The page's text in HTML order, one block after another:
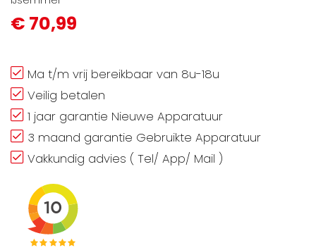
afbeeldingen-
gallerij
€ 70,99
Ma t/m vrij bereikbaar van 8u-18u
Veilig betalen
1 jaar garantie Nieuwe Apparatuur
3 maand garantie Gebruikte Apparatuur
Vakkundig advies ( Tel/ App/ Mail )